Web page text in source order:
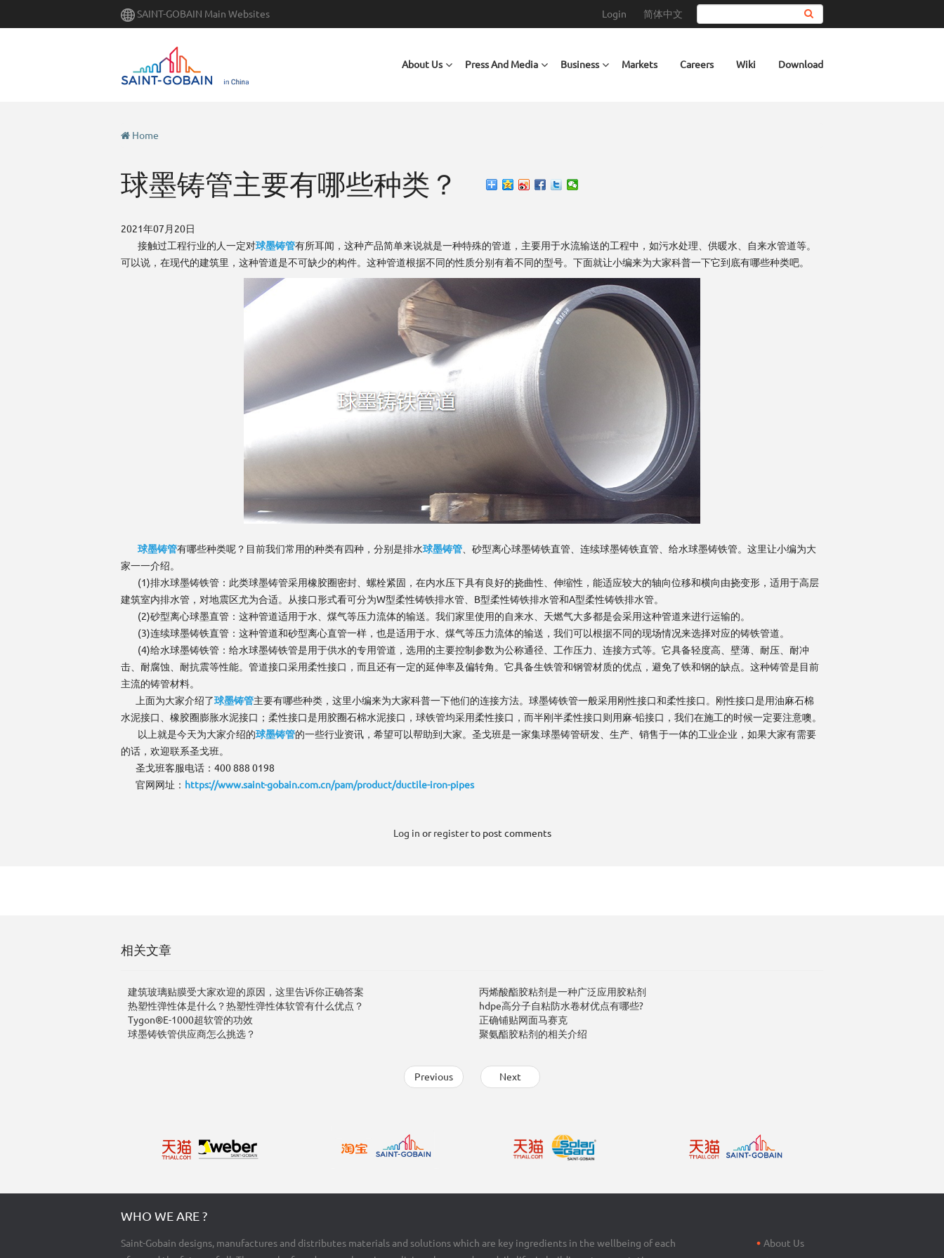
SAINT-GOBAIN Main Websites Login 简体中文
About Us Press And Media Business Markets Careers Wiki Download
Home
球墨铸管主要有哪些种类？
2021年07月20日
接触过工程行业的人一定对球墨铸管有所耳闻，这种产品简单来说就是一种特殊的管道，主要用于水流输送的工程中，如污水处理、供暖水、自来水管道等。
可以说，在现代的建筑里，这种管道是不可缺少的构件。这种管道根据不同的性质分别有着不同的型号。下面就让小编来为大家科普一下它到底有哪些种类吧。
球墨铸管有哪些种类呢？目前我们常用的种类有四种，分别是排水球墨铸管 、砂型离心球墨铸铁直管、连续球墨铸铁直管、给水球墨铸铁管。这里让小编为大
家一一介绍。
(1)排水球墨铸铁管：此类球墨铸管采用橡胶圈密封、螺栓紧固，在内水压下具有良好的挠曲性、伸缩性，能适应较大的轴向位移和横向由挠变形，适用于高层
建筑室内排水管，对地震区尤为合适。从接口形式看可分为W型柔性铸铁排水管、B型柔性铸铁排水管和A型柔性铸铁排水管。
(2)砂型离心球墨直管：这种管道适用于水、煤气等压力流体的输送。我们家里使用的自来水、天燃气大多都是会采用这种管道来进行运输的。
(3)连续球墨铸铁直管：这种管道和砂型离心直管一样，也是适用于水、煤气等压力流体的输送，我们可以根据不同的现场情况来选择对应的铸铁管道。
(4)给水球墨铸铁管：给水球墨铸铁管是用于供水的专用管道，选用的主要控制参数为公称通径、工作压力、连接方式等。它具备轻度高、壁薄、耐压、耐冲
击、耐腐蚀、耐抗震等性能。管道接口采用柔性接口，而且还有一定的延伸率及偏转角。它具备生铁管和钢管材质的优点，避免了铁和钢的缺点。这种铸管是目前
主流的铸管材料。
上面为大家介绍了球墨铸管主要有哪些种类，这里小编来为大家科普一下他们的连接方法。球墨铸铁管一般采用刚性接口和柔性接口。刚性接口是用油麻石棉
水泥接口、橡胶圈膨胀水泥接口；柔性接口是用胶圈石棉水泥接口，球铁管均采用柔性接口，而半刚半柔性接口则用麻-铅接口，我们在施工的时候一定要注意噢。
以上就是今天为大家介绍的球墨铸管的一些行业资讯，希望可以帮助到大家。圣戈班是一家集球墨铸管研发、生产、销售于一体的工业企业，如果大家有需要
的话，欢迎联系圣戈班。
圣戈班客服电话：400 888 0198
官网网址： https://www.saint-gobain.com.cn/pam/product/ductile-iron-pipes
Log in orregisterto post comments
相关文章
建筑玻璃贴膜受大家欢迎的原因，这里告诉你正确答案
热塑性弹性体是什么？热塑性弹性体软管有什么优点？
Tygon®E-1000超软管的功效
球墨铸铁管供应商怎么挑选？
丙烯酸酯胶粘剂是一种广泛应用胶粘剂
hdpe高分子自粘防水卷材优点有哪些?
正确铺贴网面马赛克
聚氨酯胶粘剂的相关介绍
Previous Next
WHO WE ARE ?
Saint-Gobain designs, manufactures and distributes materials and solutions which are key ingredients in the wellbeing of each
About Us